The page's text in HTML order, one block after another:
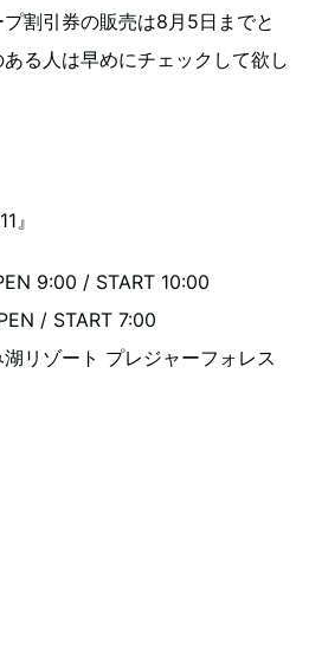
割引券の販売は8月5日までと
る人は早めにチェックして欲し
』
9:00 / START 10:00
/ START 7:00
リゾート プレジャーフォレス